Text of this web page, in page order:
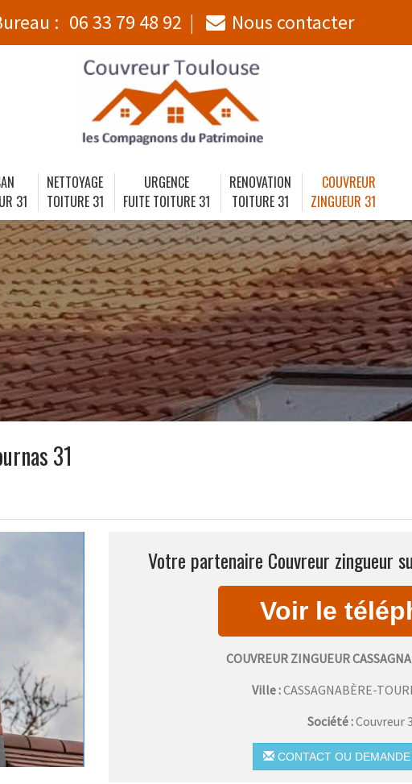
: 06 33 79 48 92 Nous contacter
31
NETTOYAGE
TOITURE 31
URGENCE
FUITE TOITURE 31
RENOVATION
TOITURE 31
COUVREUR
ZINGUEUR 31
31
Votre partenaire Couvreur zingueur
COUVREUR ZINGUEUR
Ville :CASSAGNABÈRE-
Société :Couvreur
CONTACT OU DEMANDE